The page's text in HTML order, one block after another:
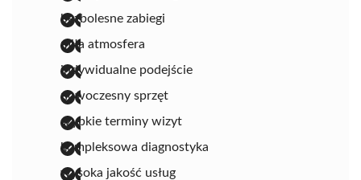
bezbolesne zabiegi
miła atmosfera
indywidualne podejście
nowoczesny sprzęt
szybkie terminy wizyt
kompleksowa diagnostyka
wysoka jakość usług